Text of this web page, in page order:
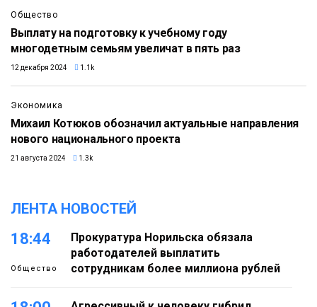
Общество
Выплату на подготовку к учебному году
многодетным семьям увеличат в пять раз
12 декабря 2024 1.1k
Экономика
Михаил Котюков обозначил актуальные направления
нового национального проекта
21 августа 2024 1.3k
ЛЕНТА НОВОСТЕЙ
18:44
Общество
Прокуратура Норильска обязала
работодателей выплатить
сотрудникам более миллиона рублей